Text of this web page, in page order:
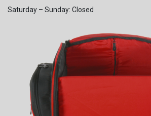
Saturday – Sunday: Closed